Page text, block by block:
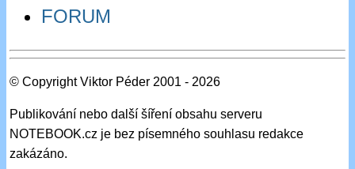
FORUM
© Copyright Viktor Péder 2001 - 2026
Publikování nebo další šíření obsahu serveru
NOTEBOOK.cz je bez písemného souhlasu redakce
zakázáno.